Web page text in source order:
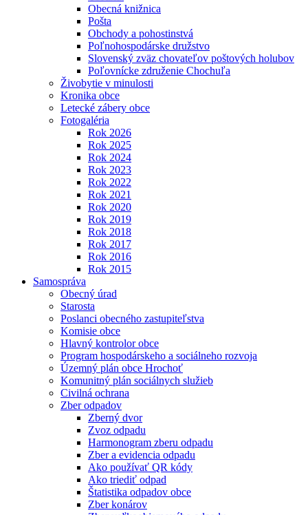
Obecná knižnica
Pošta
Obchody a pohostinstvá
Poľnohospodárske družstvo
Slovenský zväz chovateľov poštových holubov
Poľovnícke združenie Chochuľa
Živobytie v minulosti
Kronika obce
Letecké zábery obce
Fotogaléria
Rok 2026
Rok 2025
Rok 2024
Rok 2023
Rok 2022
Rok 2021
Rok 2020
Rok 2019
Rok 2018
Rok 2017
Rok 2016
Rok 2015
Samospráva
Obecný úrad
Starosta
Poslanci obecného zastupiteľstva
Komisie obce
Hlavný kontrolor obce
Program hospodárskeho a sociálneho rozvoja
Územný plán obce Hrochoť
Komunitný plán sociálnych služieb
Civilná ochrana
Zber odpadov
Zberný dvor
Zvoz odpadu
Harmonogram zberu odpadu
Zber a evidencia odpadu
Ako používať QR kódy
Ako triediť odpad
Štatistika odpadov obce
Zber konárov